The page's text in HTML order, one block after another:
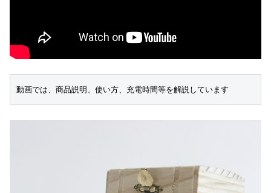
動画では、商品説明、使い方、充電時間等を解説しています